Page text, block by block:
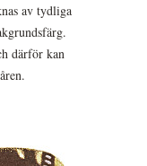
av tydliga
därför kan